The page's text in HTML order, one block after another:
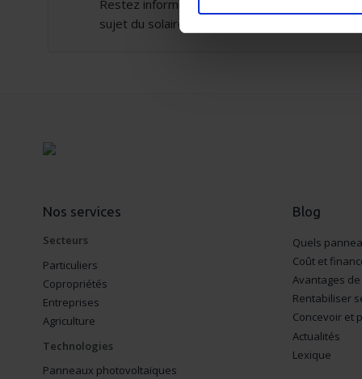
Identifier votre
Restez informé sur l'énergie solaire :
sujet du solaire.
Nos services
Secteurs
Particuliers
Copropriétés
Entreprises
Agriculture
Technologies
Panneaux photovoltaïques
Blog
Quels
Coût et
Avantages
Rentabiliser
Concevoir et
Actualités
Lexique